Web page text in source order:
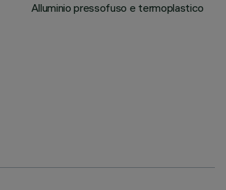
Alluminio pressofuso e termoplastico